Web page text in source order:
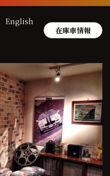
English
在庫車情報